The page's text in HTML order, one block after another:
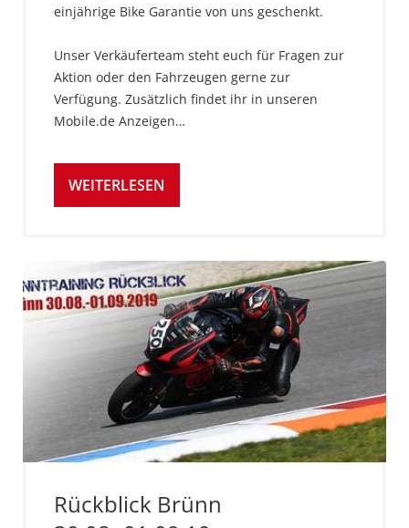
einjährige Bike Garantie von uns geschenkt.
Unser Verkäuferteam steht euch für Fragen zur
Aktion oder den Fahrzeugen gerne zur
Verfügung. Zusätzlich findet ihr in unseren
Mobile.de Anzeigen…
WEITERLESEN
Rückblick Brünn